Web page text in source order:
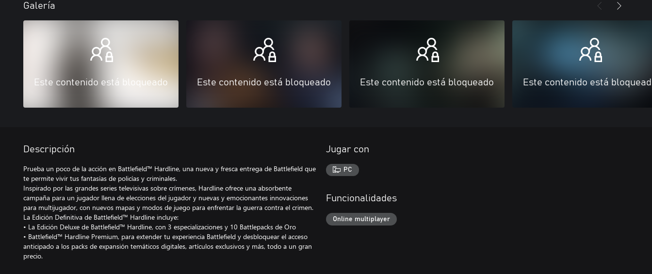
Galería
Este contenido está bloqueado Este contenido está bloqueado Este contenido está bloqueado Este contenido está
Descripción
Prueba un poco de la acción en Battlefield™ Hardline, una nueva y fresca entrega de Battlefield que
te permite vivir tus fantasías de policías y criminales.
Inspirado por las grandes series televisivas sobre crímenes, Hardline ofrece una absorbente
campaña para un jugador llena de elecciones del jugador y nuevas y emocionantes innovaciones
para multijugador, con nuevos mapas y modos de juego para enfrentar la guerra contra el crimen.
La Edición Definitiva de Battlefield™ Hardline incluye:
• La Edición Deluxe de Battlefield™ Hardline, con 3 especializaciones y 10 Battlepacks de Oro
• Battlefield™ Hardline Premium, para extender tu experiencia Battlefield y desbloquear el acceso
anticipado a los packs de expansión temáticos digitales, artículos exclusivos y más, todo a un gran
precio.
Jugar con
PC
Funcionalidades
Online multiplayer